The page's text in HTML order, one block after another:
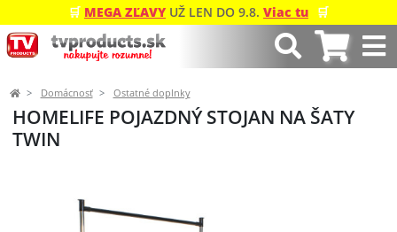
🛒 MEGA ZĽAVY UŽ LEN DO 9.8. Viac tu 🛒
Domácnosť Ostatné doplnky
HOMELIFE POJAZDNÝ STOJAN NA ŠATY
TWIN